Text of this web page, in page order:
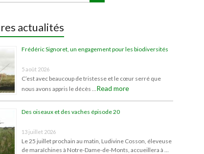
actualités
Frédéric Signoret, un engagement pour les biodiversités
5 août 2026
C’est avec beaucoup de tristesse et le cœur serré que
nous avons appris le décès …Read more
Des oiseaux et des vaches épisode 20
13 juillet 2026
Le 25 juillet prochain au matin, Ludivine Cosson, éleveuse
de maraîchines à Notre-Dame-de-Monts, accueillera à …